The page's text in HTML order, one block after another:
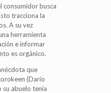
consumidor busca
tracciona la
A su vez
herramienta
e informar
es orgánico.
que
(Darío
su abuelo tenía